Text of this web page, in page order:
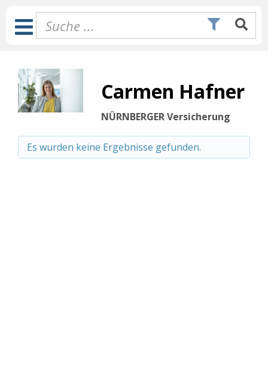
Inhalt
springen
Toggle
Navigation
Carmen Hafner
NÜRNBERGER Versicherung
Es wurden keine Ergebnisse gefunden.